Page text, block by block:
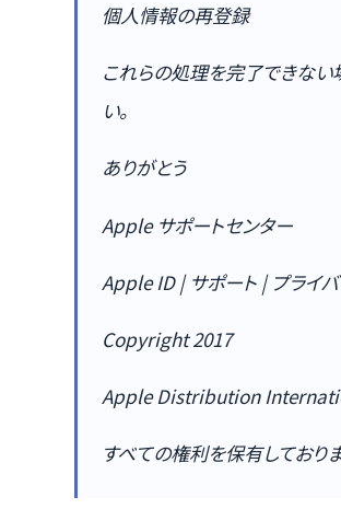
個人情報の再登録
これらの処理を完了できない
い。
ありがとう
Apple サポートセンター
Apple ID | サポート | プライ
Copyright 2017
Apple Distribution
すべての権利を保有しておりま